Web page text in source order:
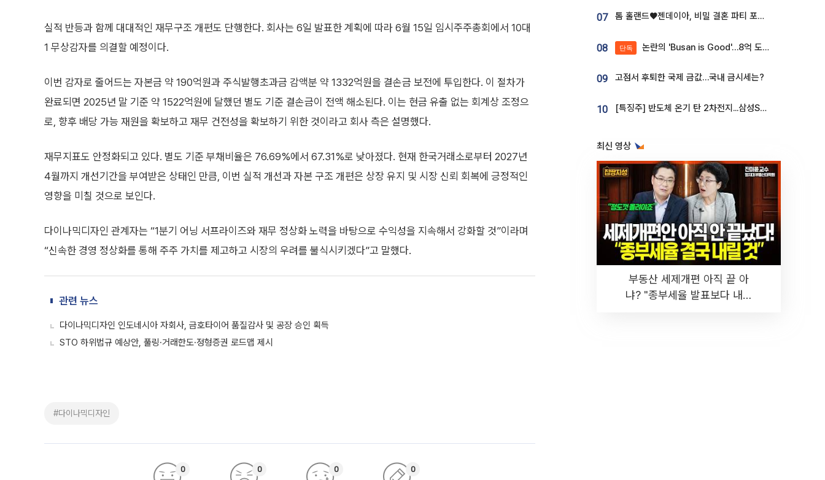
실적 반등과 함께 대대적인 재무구조 개편도 단행한다. 회사는 6일 발표한 계획에 따라 6월 15일 임시주주총회에서 10대
1 무상감자를 의결할 예정이다.
이번 감자로 줄어드는 자본금 약 190억원과 주식발행초과금 감액분 약 1332억원을 결손금 보전에 투입한다. 이 절차가
완료되면 2025년 말 기준 약 1522억원에 달했던 별도 기준 결손금이 전액 해소된다. 이는 현금 유출 없는 회계상 조정으
로, 향후 배당 가능 재원을 확보하고 재무 건전성을 확보하기 위한 것이라고 회사 측은 설명했다.
재무지표도 안정화되고 있다. 별도 기준 부채비율은 76.69%에서 67.31%로 낮아졌다. 현재 한국거래소로부터 2027년
4월까지 개선기간을 부여받은 상태인 만큼, 이번 실적 개선과 자본 구조 개편은 상장 유지 및 시장 신뢰 회복에 긍정적인
영향을 미칠 것으로 보인다.
다이나믹디자인 관계자는 “1분기 어닝 서프라이즈와 재무 정상화 노력을 바탕으로 수익성을 지속해서 강화할 것”이라며
“신속한 경영 정상화를 통해 주주 가치를 제고하고 시장의 우려를 불식시키겠다”고 말했다.
관련 뉴스
다이나믹디자인 인도네시아 자회사, 금호타이어 품질감사 및 공장 승인 획득
STO 하위법규 예상안, 풀링·거래한도·정형증권 로드맵 제시
#다이나믹디자인
0 0 0 0
07 톰 홀랜드♥젠데이아, 비밀 결혼 파티 포착⋯호텔 대관비만 9억
08 단독 논란의 'Busan is Good'…8억 도시브랜드, 용산 대통령실 CI 업체가 수행
09 고점서 후퇴한 국제 금값…국내 금시세는?
10 [특징주] 반도체 온기 탄 2차전지...삼성SDI, 장 초반 7% 넘게 껑충
최신 영상
부동산 세제개편 아직 끝 아
냐? "종부세율 발표보다 내릴